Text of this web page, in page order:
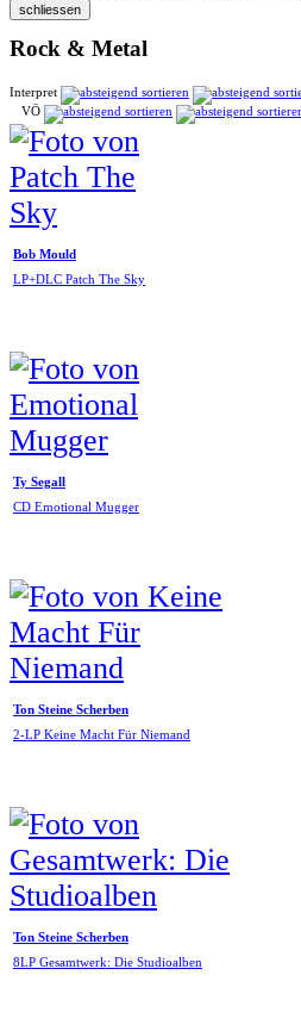
Rock & Metal
Interpret
VÖ
Bob Mould
LP+DLC Patch The Sky
Ty Segall
CD Emotional Mugger
Ton Steine Scherben
2-LP Keine Macht Für Niemand
Ton Steine Scherben
8LP Gesamtwerk: Die Studioalben